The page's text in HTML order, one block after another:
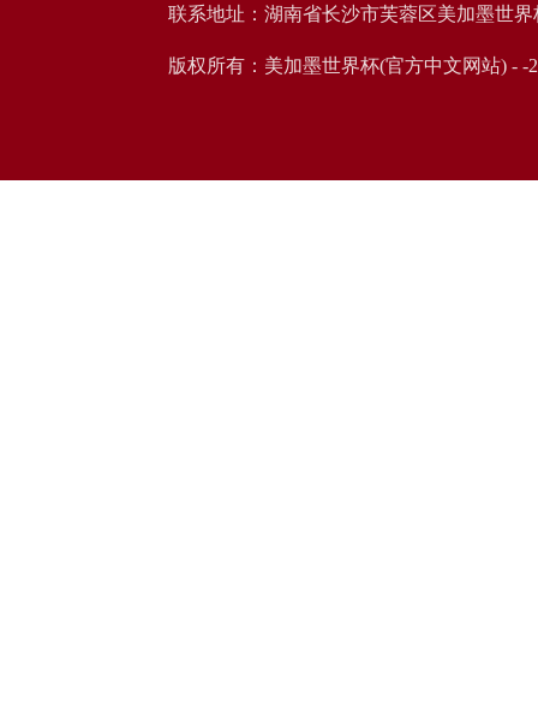
联系地址：湖南省长沙市芙蓉区美加墨世
版权所有：美加墨世界杯(官方中文网站) - -